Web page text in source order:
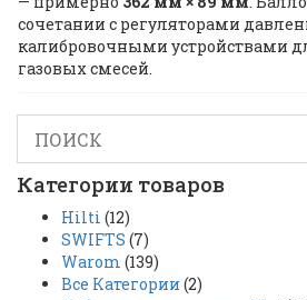
сочетании с регуляторами
калибровочными устройствами
газовых смесей.
Категории товаров
Hilti (12)
SWIFTS (7)
Warom (139)
Все Категории (2)